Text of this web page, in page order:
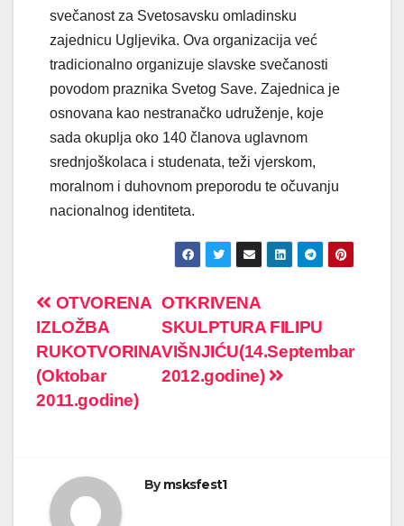
svečanost za Svetosavsku omladinsku
zajednicu Ugljevika. Ova organizacija već
tradicionalno organizuje slavske svečanosti
povodom praznika Svetog Save. Zajednica je
osnovana kao nestranačko udruženje, koje
sada okuplja oko 140 članova uglavnom
srednjoškolaca i studenata, teži vjerskom,
moralnom i duhovnom preporodu te očuvanju
nacionalnog identiteta.
Post
navigation
OTKRIVENA
SKULPTURA FILIPU
VIŠNJIĆU(14.Septembar
2012.godine)
OTVORENA
IZLOŽBA
RUKOTVORINA
(Oktobar
2011.godine)
Bymsksfest1